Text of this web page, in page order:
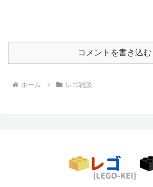
コメントを書き込む
ホーム レゴ雑談